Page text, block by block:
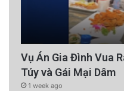
Vụ Án Gia Đình Vua
Túy và Gái Mại Dâm
1 week ago